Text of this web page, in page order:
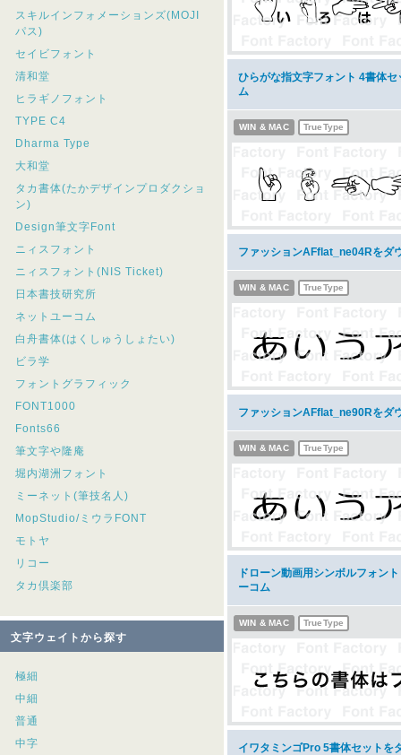
スキルインフォメーションズ(MOJI
パス)
セイビフォント
清和堂
ヒラギノフォント
TYPE C4
Dharma Type
大和堂
タカ書体(たかデザインプロダクショ
ン)
Design筆文字Font
ニィスフォント
ニィスフォント(NIS Ticket)
日本書技研究所
ネットユーコム
白舟書体(はくしゅうしょたい)
ビラ学
フォントグラフィック
FONT1000
Fonts66
筆文字や隆庵
堀内湖洲フォント
ミーネット(筆技名人)
MopStudio/ミウラFONT
モトヤ
リコー
タカ倶楽部
文字ウェイトから探す
極細
中細
普通
中字
ひらがな指文字フォント 4書体
ム
WIN & MAC TrueType
ファッションAFflat_ne04Rをダ
WIN & MAC TrueType
ファッションAFflat_ne90Rをダ
WIN & MAC TrueType
ドローン動画用シンボルフォン
ーコム
WIN & MAC TrueType
イワタミンゴPro 5書体セットを